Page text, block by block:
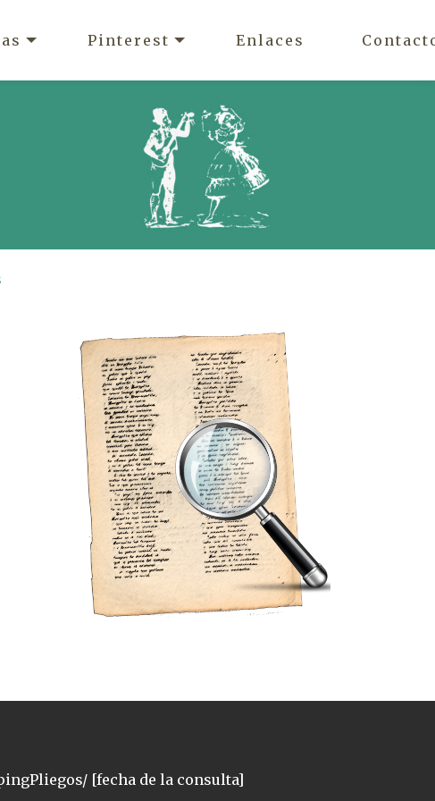
Pinterest Enlaces
[fecha de la consulta]